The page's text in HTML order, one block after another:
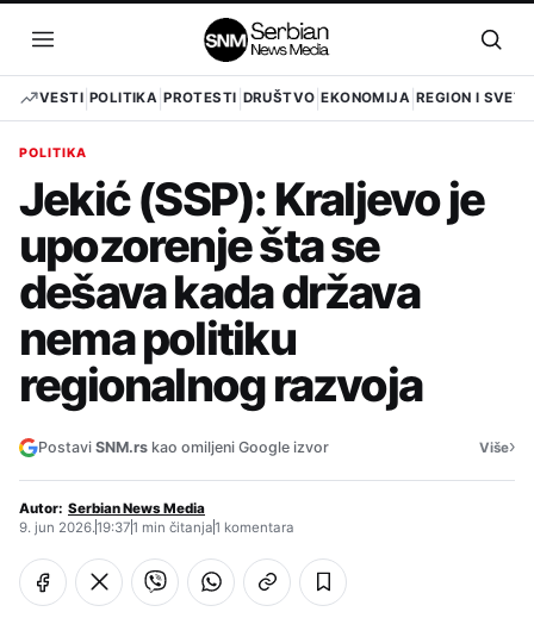
sadržaj
Otvori
meni
VESTI POLITIKA PROTESTI DRUŠTVO EKONOMIJA REGION I SVET
POLITIKA
Jekić (SSP): Kraljevo je
upozorenje šta se
dešava kada država
nema politiku
regionalnog razvoja
Postavi SNM.rs kao omiljeni Google izvor Više›
Autor: Serbian News Media
9. jun 2026.19:371 min čitanja1 komentara